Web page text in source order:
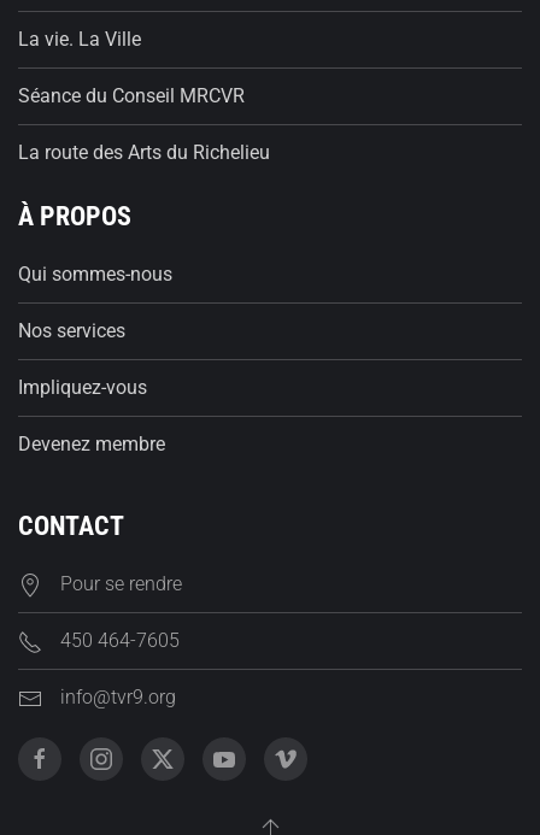
La vie. La Ville
Séance du Conseil MRCVR
La route des Arts du Richelieu
À PROPOS
Qui sommes-nous
Nos services
Impliquez-vous
Devenez membre
CONTACT
Pour se rendre
450 464-7605
info@tvr9.org